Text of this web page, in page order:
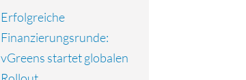
Erfolgreiche
Finanzierungsrunde:
vGreens startet globalen